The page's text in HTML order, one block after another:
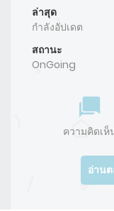
ล่าสุด
กำลังอัปเดต
สถานะ
OnGoing
ความคิดเห็
อ่าน